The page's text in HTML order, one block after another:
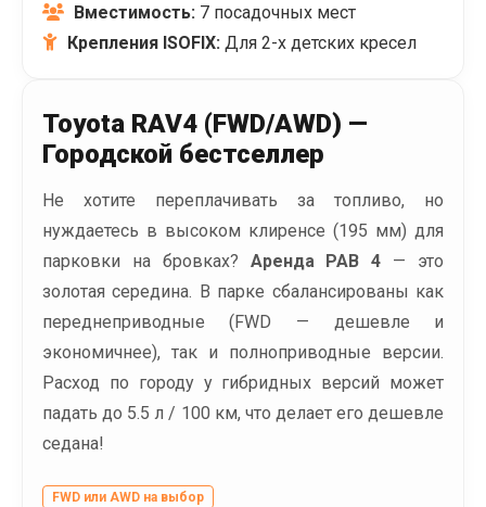
Вместимость:7 посадочных мест
Крепления ISOFIX:Для 2-х детских кресел
Toyota RAV4 (FWD/AWD) —
Городской бестселлер
Не хотите переплачивать за топливо, но
нуждаетесь в высоком клиренсе (195 мм) для
парковки на бровках? Аренда РАВ 4 — это
золотая середина. В парке сбалансированы как
переднеприводные (FWD — дешевле и
экономичнее), так и полноприводные версии.
Расход по городу у гибридных версий может
падать до 5.5 л / 100 км, что делает его дешевле
седана!
FWD или AWD на выбор